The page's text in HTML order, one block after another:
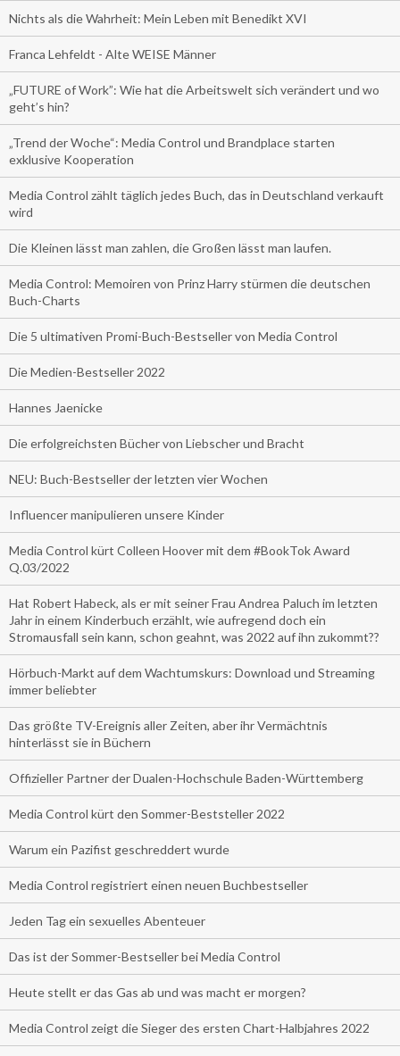
Nichts als die Wahrheit: Mein Leben mit Benedikt XVI
Franca Lehfeldt - Alte WEISE Männer
„FUTURE of Work”: Wie hat die Arbeitswelt sich verändert und wo
geht’s hin?
„Trend der Woche“: Media Control und Brandplace starten
exklusive Kooperation
Media Control zählt täglich jedes Buch, das in Deutschland verkauft
wird
Die Kleinen lässt man zahlen, die Großen lässt man laufen.
Media Control: Memoiren von Prinz Harry stürmen die deutschen
Buch-Charts
Die 5 ultimativen Promi-Buch-Bestseller von Media Control
Die Medien-Bestseller 2022
Hannes Jaenicke
Die erfolgreichsten Bücher von Liebscher und Bracht
NEU: Buch-Bestseller der letzten vier Wochen
Influencer manipulieren unsere Kinder
Media Control kürt Colleen Hoover mit dem #BookTok Award
Q.03/2022
Hat Robert Habeck, als er mit seiner Frau Andrea Paluch im letzten
Jahr in einem Kinderbuch erzählt, wie aufregend doch ein
Stromausfall sein kann, schon geahnt, was 2022 auf ihn zukommt??
Hörbuch-Markt auf dem Wachtumskurs: Download und Streaming
immer beliebter
Das größte TV-Ereignis aller Zeiten, aber ihr Vermächtnis
hinterlässt sie in Büchern
Offizieller Partner der Dualen-Hochschule Baden-Württemberg
Media Control kürt den Sommer-Beststeller 2022
Warum ein Pazifist geschreddert wurde
Media Control registriert einen neuen Buchbestseller
Jeden Tag ein sexuelles Abenteuer
Das ist der Sommer-Bestseller bei Media Control
Heute stellt er das Gas ab und was macht er morgen?
Media Control zeigt die Sieger des ersten Chart-Halbjahres 2022